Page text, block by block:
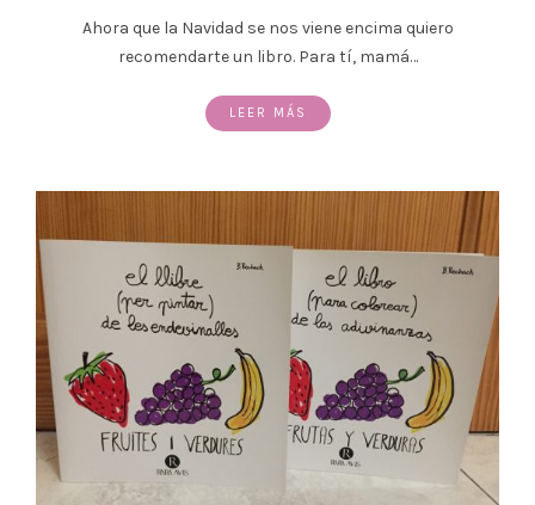
Ahora que la Navidad se nos viene encima quiero
recomendarte un libro. Para tí, mamá…
LEER MÁS